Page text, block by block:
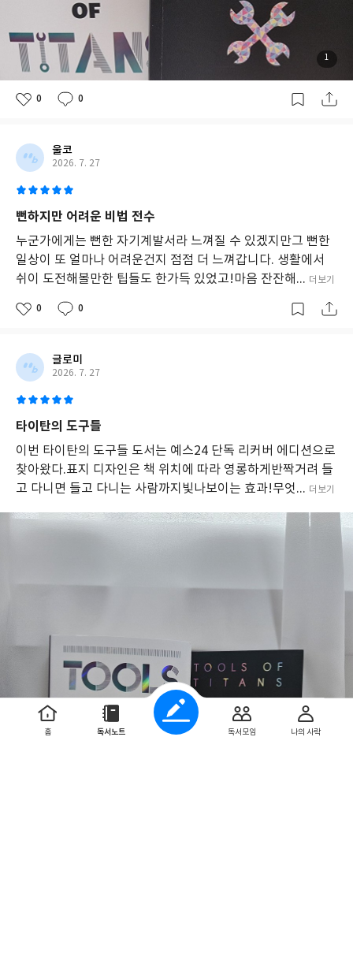
1
0 0
울코
2026. 7. 27
뻔하지만 어려운 비법 전수
누군가에게는 뻔한 자기계발서라 느껴질 수 있겠지만그 뻔한
일상이 또 얼마나 어려운건지 점점 더 느껴갑니다. 생활에서
쉬이 도전해볼만한 팁들도 한가득 있었고!마음 잔잔해... 더보기
0 0
글로미
2026. 7. 27
타이탄의 도구들
이번 타이탄의 도구들 도서는 예스24 단독 리커버 에디션으로
찾아왔다.표지 디자인은 책 위치에 따라 영롱하게반짝거려 들
고 다니면 들고 다니는 사람까지빛나보이는 효과!무엇... 더보기
홈 독서노트 독서모임 나의 사락